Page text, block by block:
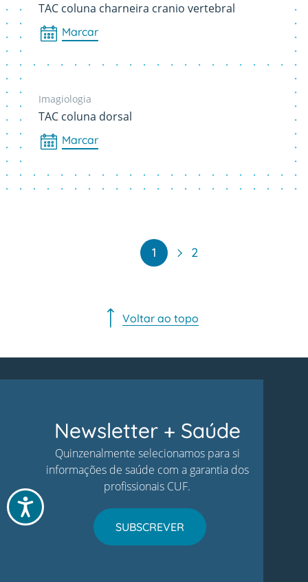
Acessibilidade
TAC coluna charneira cranio vertebral
Marcar
Imagiologia
TAC coluna dorsal
Marcar
1 2
Voltar ao topo
Newsletter + Saúde
Quinzenalmente selecionamos para si
informações de saúde com a garantia dos
profissionais CUF.
SUBSCREVER